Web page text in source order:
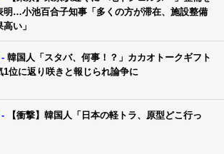
明…小池百合子知事「多くの方が滞在、施設整備
い」
韓国人「スタバ、何事！？」カカオトークギフト
1位に返り咲きと報じられ論争に
【衝撃】韓国人「日本の軽トラ、原型どこ行っ